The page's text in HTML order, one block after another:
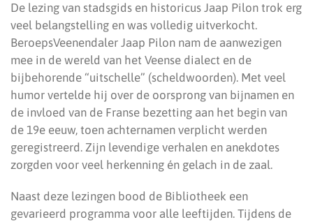
De lezing van stadsgids en historicus Jaap Pilon trok erg
veel belangstelling en was volledig uitverkocht.
BeroepsVeenendaler Jaap Pilon nam de aanwezigen
mee in de wereld van het Veense dialect en de
bijbehorende “uitschelle” (scheldwoorden). Met veel
humor vertelde hij over de oorsprong van bijnamen en
de invloed van de Franse bezetting aan het begin van
de 19e eeuw, toen achternamen verplicht werden
geregistreerd. Zijn levendige verhalen en anekdotes
zorgden voor veel herkenning én gelach in de zaal.
Naast deze lezingen bood de Bibliotheek een
gevarieerd programma voor alle leeftijden. Tijdens de